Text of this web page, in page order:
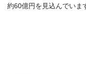
約60億円を見込んでいま